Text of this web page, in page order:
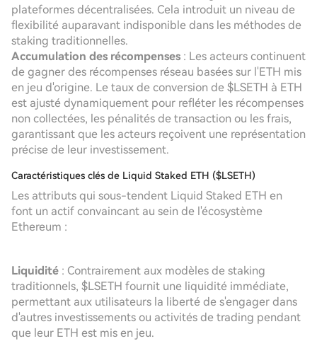
plateformes décentralisées. Cela introduit un niveau de
flexibilité auparavant indisponible dans les méthodes de
staking traditionnelles.
Accumulation des récompenses : Les acteurs continuent
de gagner des récompenses réseau basées sur l'ETH mis
en jeu d'origine. Le taux de conversion de $LSETH à ETH
est ajusté dynamiquement pour refléter les récompenses
non collectées, les pénalités de transaction ou les frais,
garantissant que les acteurs reçoivent une représentation
précise de leur investissement.
Caractéristiques clés de Liquid Staked ETH ($LSETH)
Les attributs qui sous-tendent Liquid Staked ETH en
font un actif convaincant au sein de l'écosystème
Ethereum :
Liquidité : Contrairement aux modèles de staking
traditionnels, $LSETH fournit une liquidité immédiate,
permettant aux utilisateurs la liberté de s'engager dans
d'autres investissements ou activités de trading pendant
que leur ETH est mis en jeu.